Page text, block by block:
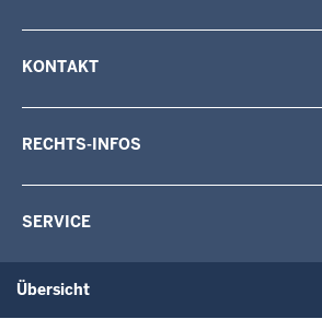
KONTAKT
RECHTS-INFOS
SERVICE
Übersicht